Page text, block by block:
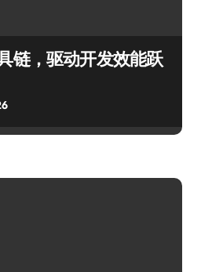
链，驱动开发效能跃